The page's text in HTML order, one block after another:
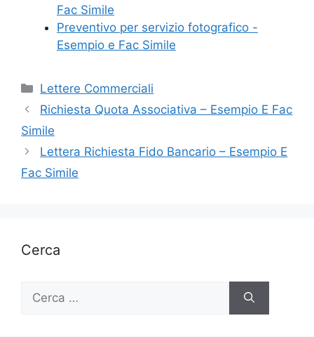
Fac Simile
Preventivo per servizio fotografico -
Esempio e Fac Simile
Categorie
Lettere Commerciali
Richiesta Quota Associativa – Esempio E Fac
Simile
Lettera Richiesta Fido Bancario – Esempio E
Fac Simile
Cerca
Ricerca